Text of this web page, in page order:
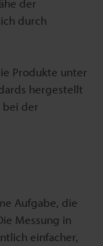
der
durch
Produkte unter
hergestellt
bei der
Aufgabe, die
Messung in
einfacher,